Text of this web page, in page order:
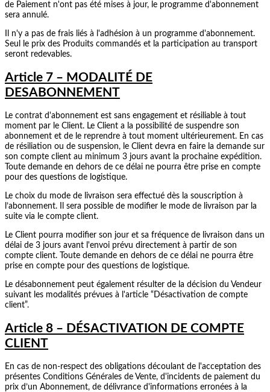
de Paiement n'ont pas été mises à jour, le programme d'abonnement
sera annulé.
Il n'y a pas de frais liés à l'adhésion à un programme d'abonnement.
Seul le prix des Produits commandés et la participation au transport
seront redevables.
Article 7 – MODALITÉ DE
DESABONNEMENT
Le contrat d'abonnement est sans engagement et résiliable à tout
moment par le Client. Le Client a la possibilité de suspendre son
abonnement et de le reprendre à tout moment ultérieurement. En cas
de résiliation ou de suspension, le Client devra en faire la demande sur
son compte client au minimum 3 jours avant la prochaine expédition.
Toute demande en dehors de ce délai ne pourra être prise en compte
pour des questions de logistique.
Le choix du mode de livraison sera effectué dès la souscription à
l’abonnement. Il sera possible de modifier le mode de livraison par la
suite via le compte client.
Le Client pourra modifier son jour et sa fréquence de livraison dans un
délai de 3 jours avant l'envoi prévu directement à partir de son
compte client. Toute demande en dehors de ce délai ne pourra être
prise en compte pour des questions de logistique.
Le désabonnement peut également résulter de la décision du Vendeur
suivant les modalités prévues à l'article “Désactivation de compte
client”.
Article 8 – DÉSACTIVATION DE COMPTE
CLIENT
En cas de non-respect des obligations découlant de l'acceptation des
présentes Conditions Générales de Vente, d'incidents de paiement du
prix d’un Abonnement, de délivrance d'informations erronées à la